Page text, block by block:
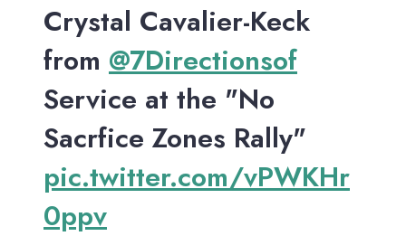
Crystal Cavalier-Keck
from @7Directionsof
Service at the "No
Sacrfice Zones Rally"
pic.twitter.com/vPWKHr
0ppv